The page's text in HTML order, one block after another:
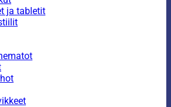
ja tabletit